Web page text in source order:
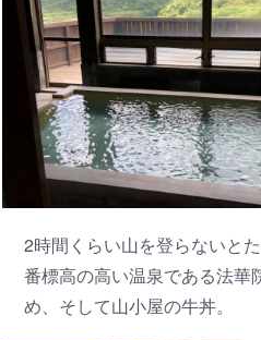
2時間くらい山を登らないと
番標高の高い温泉である法華
め、そして山小屋の牛丼。